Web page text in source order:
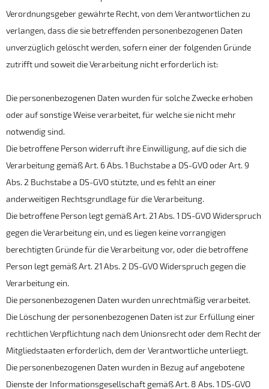
Verordnungsgeber gewährte Recht, von dem Verantwortlichen zu
verlangen, dass die sie betreffenden personenbezogenen Daten
unverzüglich gelöscht werden, sofern einer der folgenden Gründe
zutrifft und soweit die Verarbeitung nicht erforderlich ist:
Die personenbezogenen Daten wurden für solche Zwecke erhoben
oder auf sonstige Weise verarbeitet, für welche sie nicht mehr
notwendig sind.
Die betroffene Person widerruft ihre Einwilligung, auf die sich die
Verarbeitung gemäß Art. 6 Abs. 1 Buchstabe a DS-GVO oder Art. 9
Abs. 2 Buchstabe a DS-GVO stützte, und es fehlt an einer
anderweitigen Rechtsgrundlage für die Verarbeitung.
Die betroffene Person legt gemäß Art. 21 Abs. 1 DS-GVO Widerspruch
gegen die Verarbeitung ein, und es liegen keine vorrangigen
berechtigten Gründe für die Verarbeitung vor, oder die betroffene
Person legt gemäß Art. 21 Abs. 2 DS-GVO Widerspruch gegen die
Verarbeitung ein.
Die personenbezogenen Daten wurden unrechtmäßig verarbeitet.
Die Löschung der personenbezogenen Daten ist zur Erfüllung einer
rechtlichen Verpflichtung nach dem Unionsrecht oder dem Recht der
Mitgliedstaaten erforderlich, dem der Verantwortliche unterliegt.
Die personenbezogenen Daten wurden in Bezug auf angebotene
Dienste der Informationsgesellschaft gemäß Art. 8 Abs. 1 DS-GVO